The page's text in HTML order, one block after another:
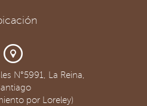
N°5991, La Reina,
por Loreley)